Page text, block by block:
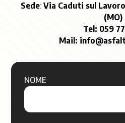
Sede: Via Caduti sul
(MO)
Tel: 059
Mail:
NOME